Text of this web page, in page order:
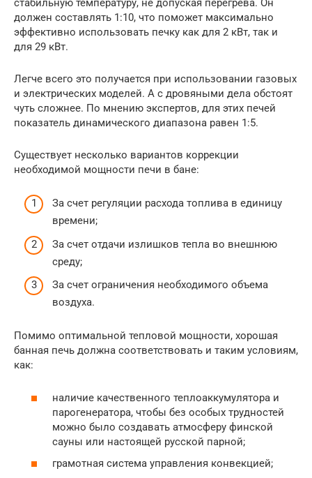
стабильную температуру, не допуская перегрева. Он
должен составлять 1:10, что поможет максимально
эффективно использовать печку как для 2 кВт, так и
для 29 кВт.
Легче всего это получается при использовании газовых
и электрических моделей. А с дровяными дела обстоят
чуть сложнее. По мнению экспертов, для этих печей
показатель динамического диапазона равен 1:5.
Существует несколько вариантов коррекции
необходимой мощности печи в бане:
За счет регуляции расхода топлива в единицу
времени;
За счет отдачи излишков тепла во внешнюю
среду;
За счет ограничения необходимого объема
воздуха.
Помимо оптимальной тепловой мощности, хорошая
банная печь должна соответствовать и таким условиям,
как:
наличие качественного теплоаккумулятора и
парогенератора, чтобы без особых трудностей
можно было создавать атмосферу финской
сауны или настоящей русской парной;
грамотная система управления конвекцией;